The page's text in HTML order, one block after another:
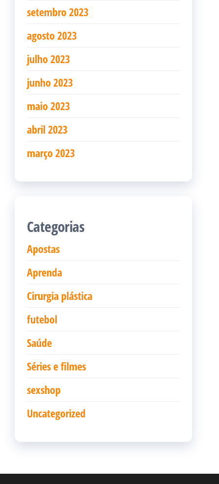
setembro 2023
agosto 2023
julho 2023
junho 2023
maio 2023
abril 2023
março 2023
Categorias
Apostas
Aprenda
Cirurgia plástica
futebol
Saúde
Séries e filmes
sexshop
Uncategorized